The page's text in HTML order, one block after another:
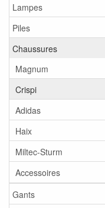
Lampes
Piles
Chaussures
Magnum
Crispi
Adidas
Haix
Miltec-Sturm
Accessoires
Gants